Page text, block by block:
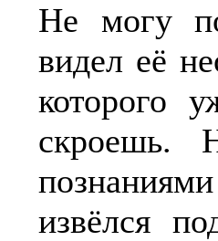
Не могу
видел её
которого
скроешь.
извёлся